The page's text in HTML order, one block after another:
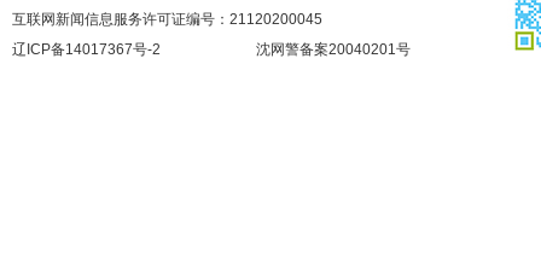
互联网新闻信息服务许可证编号：21120200045
辽ICP备14017367号-2
沈网警备案20040201号